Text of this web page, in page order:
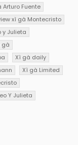
Arturo Fuente
xì gà Montecristo
y Julieta
gà
Xì gà daily
Xì gà Limited
Y Julieta